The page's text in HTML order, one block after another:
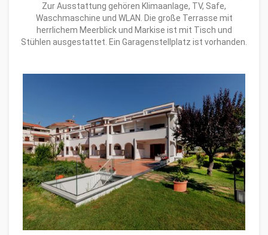
Zur Ausstattung gehören Klimaanlage, TV, Safe,
Waschmaschine und WLAN. Die große Terrasse mit
herrlichem Meerblick und Markise ist mit Tisch und
Stühlen ausgestattet. Ein Garagenstellplatz ist vorhanden.